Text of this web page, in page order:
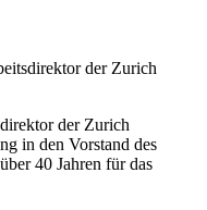
der Zurich
der Zurich
in den Vorstand des
40 Jahren für das